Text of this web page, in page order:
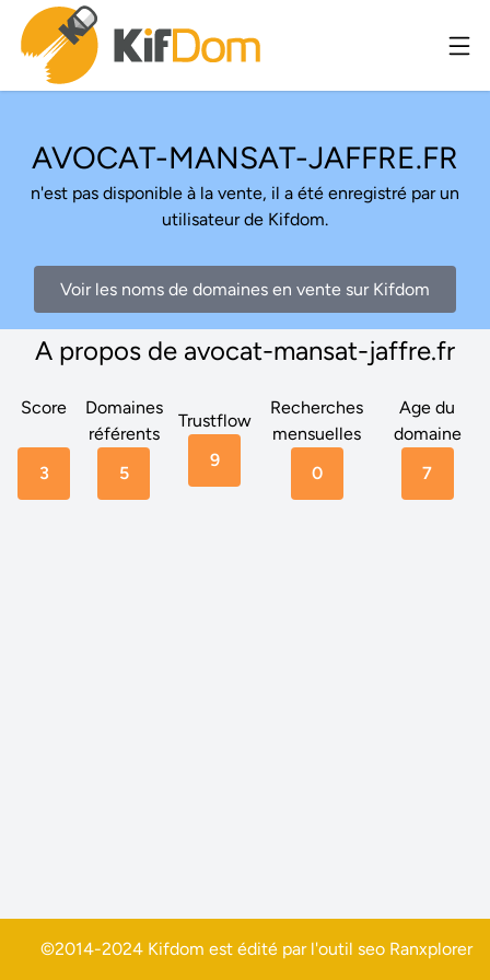
AVOCAT-MANSAT-JAFFRE.FR
n'est pas disponible à la vente, il a été enregistré par un
utilisateur de Kifdom.
Voir les noms de domaines en vente sur Kifdom
A propos de avocat-mansat-jaffre.fr
Score
3
Domaines
référents
5
Trustflow
9
Recherches
mensuelles
0
Age du
domaine
7
©2014-2024 Kifdom est édité par l'outil seo Ranxplorer